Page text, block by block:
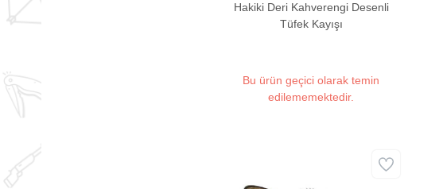
Hakiki Deri Kahverengi Desenli
Tüfek Kayışı
Bu ürün geçici olarak temin
edilememektedir.